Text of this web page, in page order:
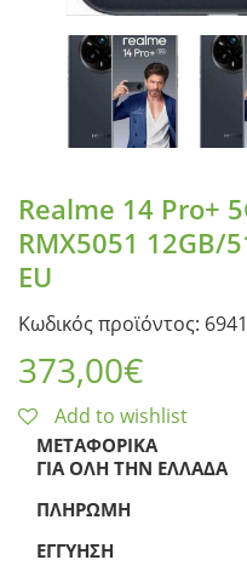
Realme 14 Pro+
RMX5051 12GB/
EU
Κωδικός προϊόντος:
373,00€
Add to wishlist
ΜΕΤΑΦΟΡΙΚΆ
ΓΙΑ ΌΛΗ ΤΗΝ ΕΛΛΆΔΑ
ΠΛΗΡΩΜΉ
ΕΓΓΎΗΣΗ